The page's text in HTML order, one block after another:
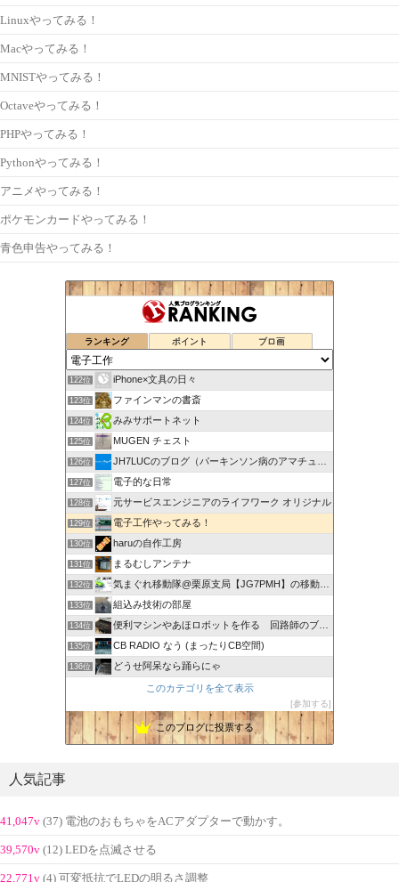
Linuxやってみる！
Macやってみる！
MNISTやってみる！
Octaveやってみる！
PHPやってみる！
Pythonやってみる！
アニメやってみる！
ポケモンカードやってみる！
青色申告やってみる！
ランキング ポイント ブロ画
122位 iPhone×文具の日々
123位 ファインマンの書斎
124位 みみサポートネット
125位 MUGEN チェスト
126位 JH7LUCのブログ（パーキンソン病のアマチュア無線奮闘記）
127位 電子的な日常
128位 元サービスエンジニアのライフワーク オリジナル
129位 電子工作やってみる！
130位 haruの自作工房
131位 まるむしアンテナ
132位 気まぐれ移動隊@栗原支局【JG7PMH】の移動運用日記
133位 組込み技術の部屋
134位 便利マシンやあほロボットを作る 回路師のブログ
135位 CB RADIO なう (まったりCB空間)
136位 どうせ阿呆なら踊らにゃ
このカテゴリを全て表示
参加する
このブログに投票する
人気記事
41,047v (37) 電池のおもちゃをACアダプターで動かす。
39,570v (12) LEDを点滅させる
22,771v (4) 可変抵抗でLEDの明るさ調整